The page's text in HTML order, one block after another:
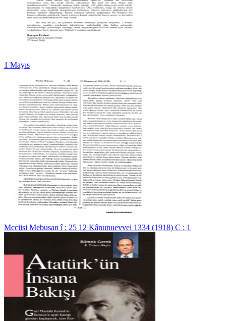
1 Mayıs
Mcciisi Mebusan î : 25 12 Kânunuevvel 1334 (1918) C : 1